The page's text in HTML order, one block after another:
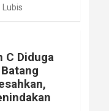
Lubis
C Diduga